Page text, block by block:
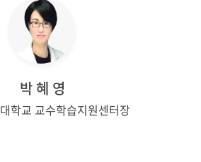
박 혜 영
학교 교수학습지원센터장